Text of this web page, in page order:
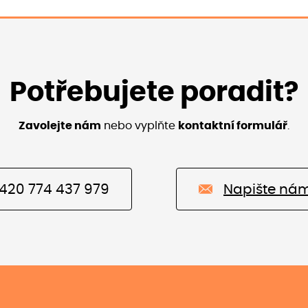
Potřebujete poradit?
Zavolejte nám nebo vyplňte kontaktní formulář.
774 437 979 Napište